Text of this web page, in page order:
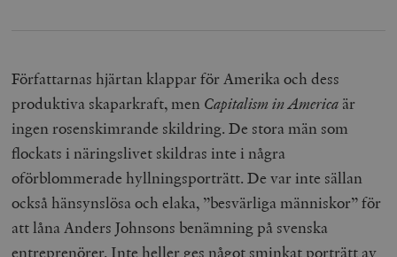
Författarnas hjärtan klappar för Amerika och dess
produktiva skaparkraft, men Capitalism in America är
ingen rosenskimrande skildring. De stora män som
flockats i näringslivet skildras inte i några
oförblommerade hyllningsporträtt. De var inte sällan
också hänsynslösa och elaka, ”besvärliga människor” för
att låna Anders Johnsons benämning på svenska
entreprenörer. Inte heller ges något sminkat porträtt av